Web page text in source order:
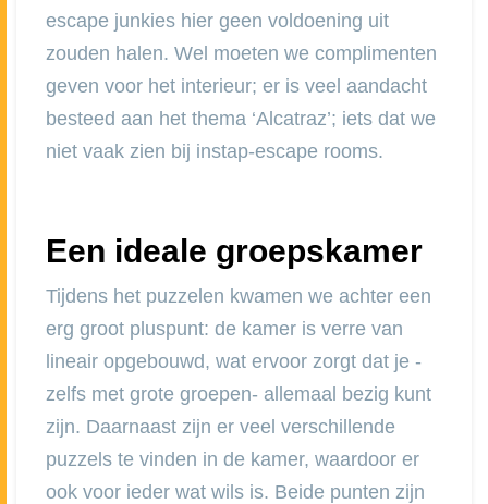
escape junkies hier geen voldoening uit
zouden halen. Wel moeten we complimenten
geven voor het interieur; er is veel aandacht
besteed aan het thema ‘Alcatraz’; iets dat we
niet vaak zien bij instap-escape rooms.
Een ideale groepskamer
Tijdens het puzzelen kwamen we achter een
erg groot pluspunt: de kamer is verre van
lineair opgebouwd, wat ervoor zorgt dat je -
zelfs met grote groepen- allemaal bezig kunt
zijn. Daarnaast zijn er veel verschillende
puzzels te vinden in de kamer, waardoor er
ook voor ieder wat wils is. Beide punten zijn